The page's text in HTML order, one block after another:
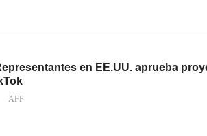
en EE.UU. aprueba
AFP